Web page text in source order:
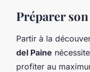
Préparer
Partir à la
del Paine
profiter au